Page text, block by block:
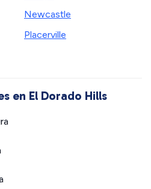
Newcastle
Placerville
en El Dorado Hills